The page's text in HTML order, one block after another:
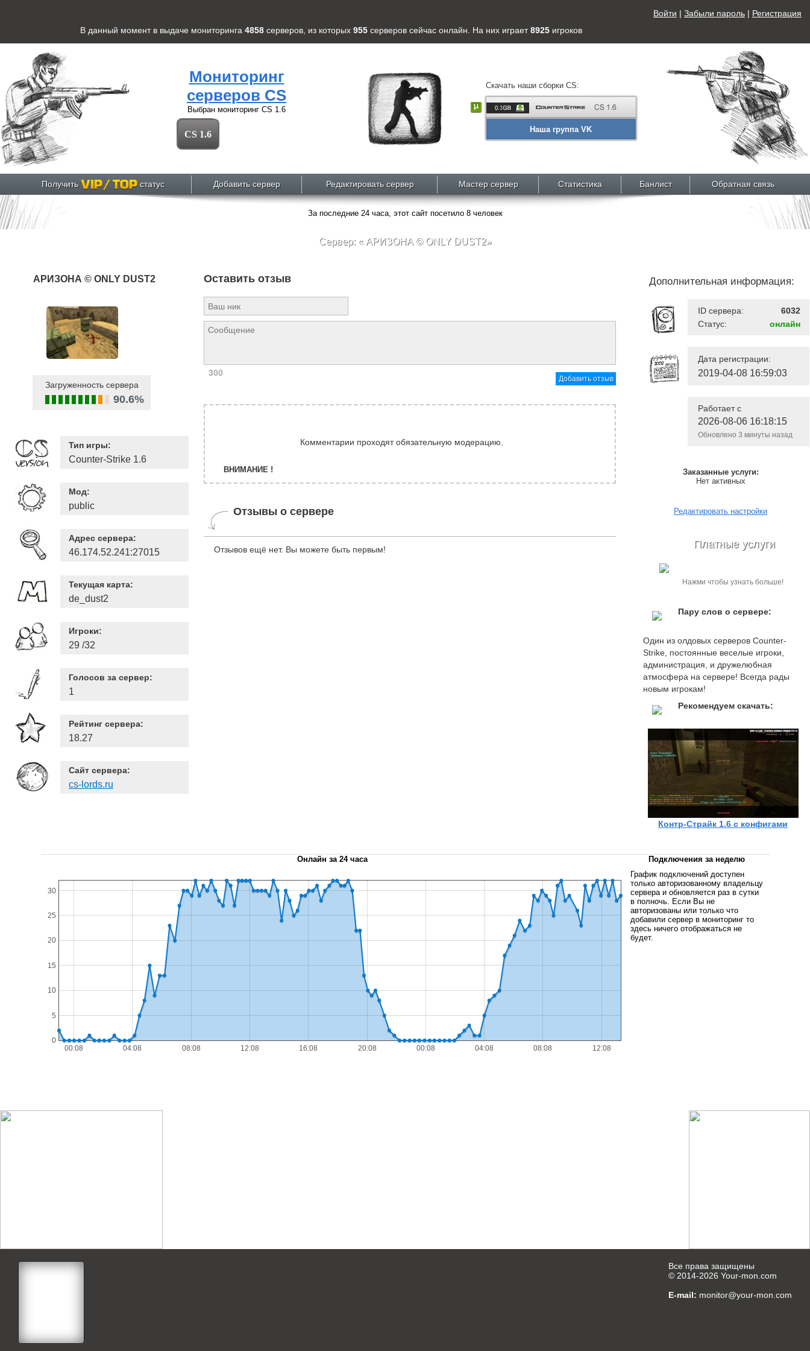
Войти | Забыли пароль | Регистрация
В данный момент в выдаче мониторинга 4858 серверов, из которых 955 серверовсейчас онлайн. На них играет8925 игроков
Мониторинг
серверов CS
Выбран мониторинг CS 1.6
CS 1.6
Скачать наши сборки CS:
Наша группа VK
Получить статус Добавить сервер Редактировать сервер Мастер сервер Статистика Банлист Обратная связь
За последние 24 часа, этот сайт посетило 8 человек
Сервер: « АРИЗОНА © ONLY DUST2»
АРИЗОНА © ONLY DUST2
Загруженность сервера
90.6%
Тип игры:
Counter-Strike 1.6
Мод:
public
Адрес сервера:
46.174.52.241:27015
Текущая карта:
de_dust2
Игроки:
29 /32
Голосов за сервер:
1
Рейтинг сервера:
18.27
Сайт сервера:
cs-lords.ru
Оставить отзыв
300
Добавить отзыв
ВНИМАНИЕ !
Комментарии проходят обязательную модерацию.
Отзывы о сервере
Отзывов ещё нет. Вы можете быть первым!
Дополнительная информация:
ID сервера:
6032
Статус:
онлайн
Дата регистрации:
2019-04-08 16:59:03
Работает с
2026-08-06 16:18:15
Обновлено 3 минуты назад
Заказанные услуги:
Нет активных
Редактировать настройки
Платные услуги
Нажми чтобы узнать больше!
Пару слов о сервере:
Один из олдовых серверов Counter-
Strike, постоянные веселые игроки,
администрация, и дружелюбная
атмосфера на сервере! Всегда рады
новым игрокам!
Рекомендуем скачать:
Контр-Страйк 1.6 c конфигами
Онлайн за 24 часа Подключения за неделю
20:08
00:08 00:08
04:08 04:08
08:08 08:08
12:08 12:08
16:08
0
5
10
15
20
25
30
График подключений доступен
только авторизованному владельцу
сервера и обновляется раз в сутки
в полночь. Если Вы не
авторизованы или только что
добавили сервер в мониторинг то
здесь ничего отображаться не
будет.
Все права защищены
© 2014-2026 Your-mon.com
E-mail: monitor@your-mon.com